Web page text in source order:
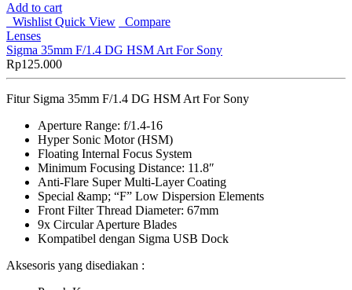
Add to cart
Wishlist Quick View
Compare
Lenses
Sigma 35mm F/1.4 DG HSM Art For Sony
Rp125.000
Fitur Sigma 35mm F/1.4 DG HSM Art For Sony
Aperture Range: f/1.4-16
Hyper Sonic Motor (HSM)
Floating Internal Focus System
Minimum Focusing Distance: 11.8″
Anti-Flare Super Multi-Layer Coating
Special &amp; “F” Low Dispersion Elements
Front Filter Thread Diameter: 67mm
9x Circular Aperture Blades
Kompatibel dengan Sigma USB Dock
Aksesoris yang disediakan :